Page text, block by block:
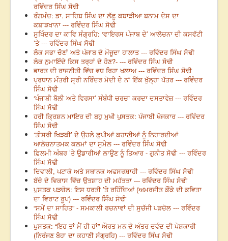
ਰਵਿੰਦਰ ਸਿੰਘ ਸੋਢੀ
ਰੰਗਮੰਚ: ਡਾ. ਸਾਹਿਬ ਸਿੰਘ ਦਾ ਲੱਛੂ ਕਬਾੜੀਆ ਬਨਾਮ ਦੇਸ ਦਾ
ਕਬਾੜਖਾਨਾ --- ਰਵਿੰਦਰ ਸਿੰਘ ਸੋਢੀ
ਸੁਖਿੰਦਰ ਦਾ ਕਾਵਿ ਸੰਗ੍ਰਹਿ: ‘ਵਾਇਰਸ ਪੰਜਾਬ ਦੇ’ ਆਲੋਚਨਾ ਦੀ ਕਸਵੱਟੀ
’ਤੇ --- ਰਵਿੰਦਰ ਸਿੰਘ ਸੋਢੀ
ਲੋਕ ਸਭਾ ਚੋਣਾਂ ਅਤੇ ਪੰਜਾਬ ਦੇ ਮੌਜੂਦਾ ਹਾਲਾਤ --- ਰਵਿੰਦਰ ਸਿੰਘ ਸੋਢੀ
ਲੋਕ ਨੁਮਾਇੰਦੇ ਕਿਸ ਤਰ੍ਹਾਂ ਦੇ ਹੋਣ?- --- ਰਵਿੰਦਰ ਸਿੰਘ ਸੋਢੀ
ਭਾਰਤ ਦੀ ਰਾਜਨੀਤੀ ਵਿੱਚ ਵਧ ਰਿਹਾ ਖਲਾਅ --- ਰਵਿੰਦਰ ਸਿੰਘ ਸੋਢੀ
ਪ੍ਰਧਾਨ ਮੰਤਰੀ ਸ੍ਰੀ ਨਰਿੰਦਰ ਮੋਦੀ ਦੇ ਨਾਂ ਇੱਕ ਖੁੱਲ੍ਹਾ ਪੱਤਰ --- ਰਵਿੰਦਰ
ਸਿੰਘ ਸੋਢੀ
‘ਪੰਜਾਬੀ ਬੋਲੀ ਅਤੇ ਵਿਰਸਾ’ ਸੰਬੰਧੀ ਚਰਚਾ ਕਰਦਾ ਦਸਤਾਵੇਜ਼ --- ਰਵਿੰਦਰ
ਸਿੰਘ ਸੋਢੀ
ਹਰੀ ਕ੍ਰਿਸ਼ਨ ਮਾਇਰ ਦੀ ਬਹੁ ਮੁਖੀ ਪੁਸਤਕ: ਪੰਜਾਬੀ ਖੋਜਕਾਰ --- ਰਵਿੰਦਰ
ਸਿੰਘ ਸੋਢੀ
‘ਤੀਸਰੀ ਖਿੜਕੀ’ ਦੇ ਉਹਲੇ ਛੁਪੀਆਂ ਕਹਾਣੀਆਂ ਨੂੰ ਨਿਹਾਰਦੀਆਂ
ਆਲੋਚਨਾਤਮਕ ਕਲਮਾਂ ਦਾ ਸੁਮੇਲ --- ਰਵਿੰਦਰ ਸਿੰਘ ਸੋਢੀ
ਫ਼ਿਲਮੀ ਅੰਬਰ ’ਤੇ ਉਡਾਰੀਆਂ ਲਾਉਣ ਨੂੰ ਤਿਆਰ - ਗੁਨੀਤ ਸੋਢੀ --- ਰਵਿੰਦਰ
ਸਿੰਘ ਸੋਢੀ
ਦਿਵਾਲੀ, ਪਟਾਕੇ ਅਤੇ ਸਥਾਨਕ ਅਫਸਰਸ਼ਾਹੀ --- ਰਵਿੰਦਰ ਸਿੰਘ ਸੋਢੀ
ਬੱਚੇ ਦੇ ਵਿਕਾਸ ਵਿੱਚ ਉਤਸ਼ਾਹ ਦੀ ਮਹੱਤਤਾ --- ਰਵਿੰਦਰ ਸਿੰਘ ਸੋਢੀ
ਪੁਸਤਕ ਪੜਚੋਲ: ਇਸ ਧਰਤੀ ’ਤੇ ਰਹਿੰਦਿਆਂ (ਅਮਰਜੀਤ ਕੌਂਕੇ ਦੀ ਕਵਿਤਾ
ਦਾ ਵਿਰਾਟ ਰੂਪ) --- ਰਵਿੰਦਰ ਸਿੰਘ ਸੋਢੀ
“ਸਮੇਂ ਦਾ ਸਾਹਿਤ” - ਸਮਕਾਲੀ ਰਚਨਾਵਾਂ ਦੀ ਸੁਚੱਜੀ ਪੜਚੋਲ --- ਰਵਿੰਦਰ
ਸਿੰਘ ਸੋਢੀ
ਪੁਸਤਕ: “ਇਹ ਤਾਂ ਮੈਂ ਹੀ ਹਾਂ” ਔਰਤ ਮਨ ਦੇ ਅੰਤਰ ਦਵੰਦ ਦੀ ਪੇਸ਼ਕਾਰੀ
(ਨਿਰੰਜਣ ਬੋਹਾ ਦਾ ਕਹਾਣੀ ਸੰਗ੍ਰਹਿ) --- ਰਵਿੰਦਰ ਸਿੰਘ ਸੋਢੀ